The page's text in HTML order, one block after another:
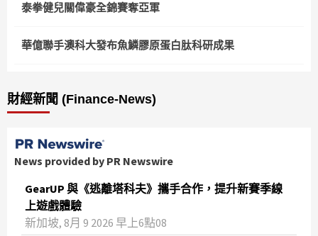
泰拳健兒關偉豪全錦賽奪亞軍
華億聯手澳科大發布魚鱗膠原蛋白肽科研成果
財經新聞 (Finance-News)
News provided by PR Newswire
GearUP 與《逃離塔科夫》攜手合作，提升新賽季線
上遊戲體驗
新加坡, 8月 9 2026 早上6點08